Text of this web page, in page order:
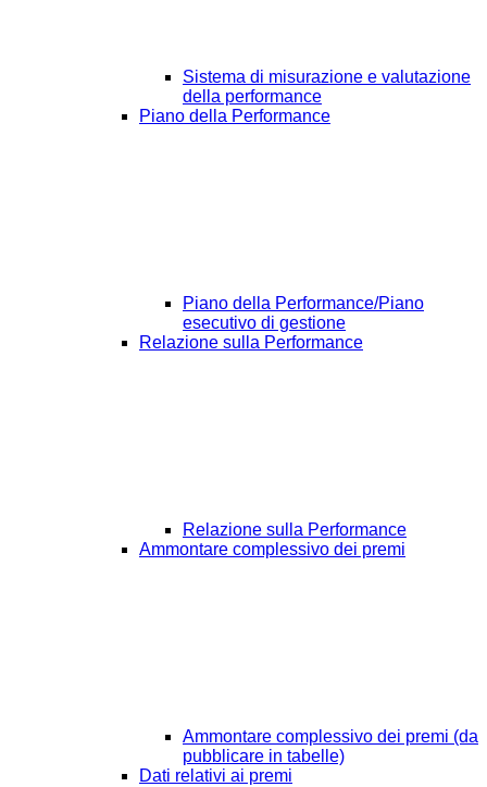
Sistema di misurazione e valutazione
della performance
Piano della Performance
Piano della Performance/Piano
esecutivo di gestione
Relazione sulla Performance
Relazione sulla Performance
Ammontare complessivo dei premi
Ammontare complessivo dei premi (da
pubblicare in tabelle)
Dati relativi ai premi